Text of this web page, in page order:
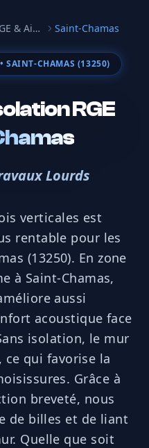
Entreprise RGE & Aides Saint-Chamas
• SAINT-CHAMAS (13250)
RGE
Lourds
verticales est
rentable pour les
(13250). En zone
à Saint-Chamas,
aussi
acoustique face
isolation, le mur
qui favorise la
Grâce à
breveté, nous
de billes et de liant
Quelle que soit